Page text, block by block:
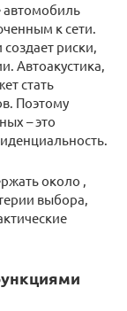
к сети.
риски,
Автоакустика,
стать
Поэтому
– это
около ,
выбора,